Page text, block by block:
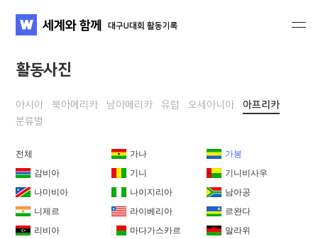
WATV세계와 함께 대구U대회 활동기록
활동사진
아시아 북아메리카 남아메리카 유럽 오세아니아
아프리카
분류별
전체 가나
가봉
감비아
기니
기니비사우
나미비아
나이지리아
남아공
니제르
라이베리아
르완다
리비아
마다가스카르
말라위